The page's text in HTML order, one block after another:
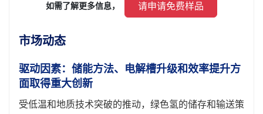
如需了解更多信息， 请申请免费样品
市场动态
驱动因素：储能方法、电解槽升级和效率提升方
面取得重大创新
受低温和地质技术突破的推动，绿色氢的储存和输送策